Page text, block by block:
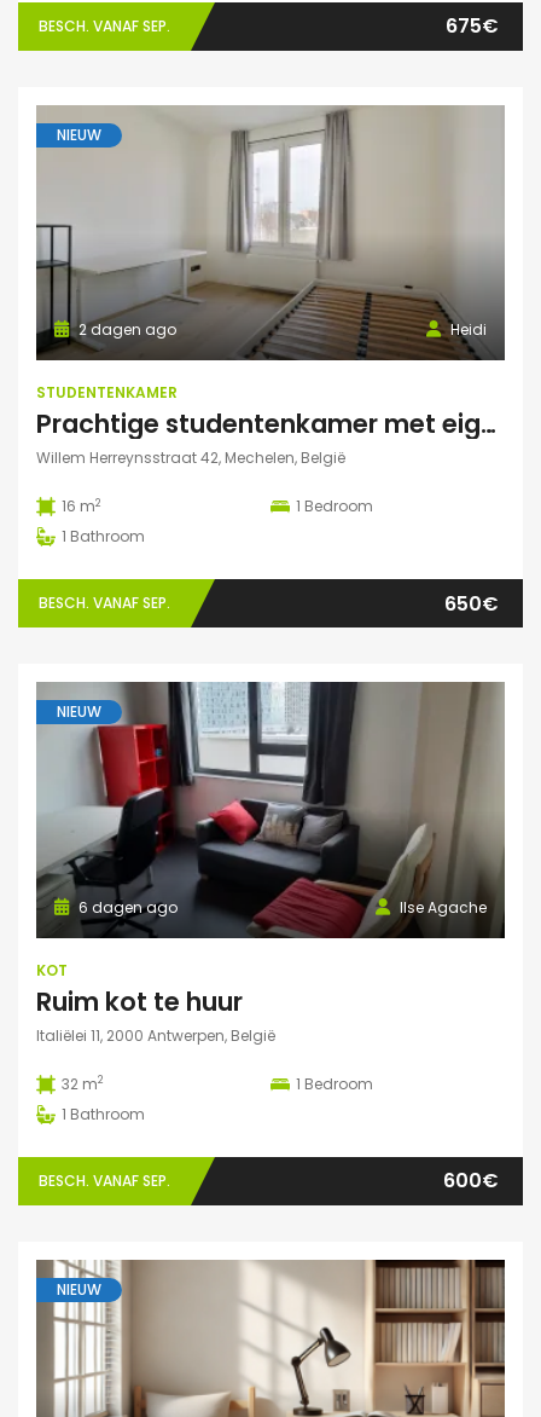
BESCH. VANAF SEP. 675€
NIEUW
Heidi
2 dagen ago
STUDENTENKAMER
Prachtige studentenkamer met eigen sanitair.
Willem Herreynsstraat 42, Mechelen, België
16 m2 1 Bedroom
1 Bathroom
BESCH. VANAF SEP. 650€
NIEUW
Ilse Agache
6 dagen ago
KOT
Ruim kot te huur
Italiëlei 11, 2000 Antwerpen, België
32 m2 1 Bedroom
1 Bathroom
BESCH. VANAF SEP. 600€
NIEUW